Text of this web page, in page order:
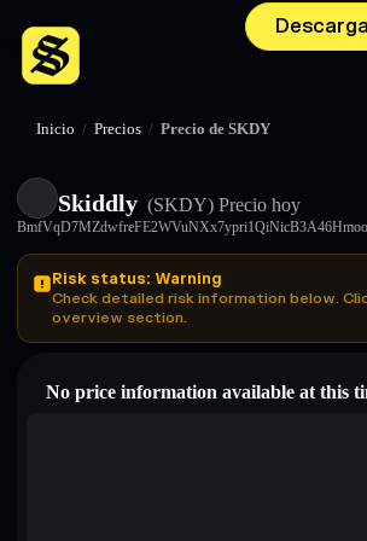
Inicio / Precios / Precio de SKDY
Skiddly (SKDY) Precio hoy
Risk status: Warning
Check detailed risk information below.
overview section.
No price information available at this